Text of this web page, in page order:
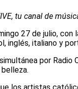
tu canal de
27 de julio,
inglés, italiano y
por Radio